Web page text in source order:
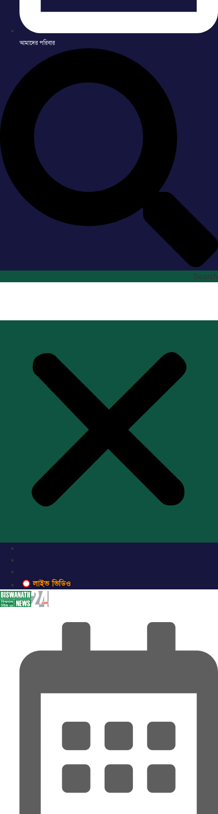
আমাদের পরিবার
Search
লাইভ ভিডিও